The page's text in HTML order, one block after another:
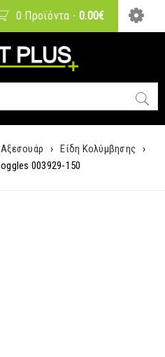
0 Προϊόντα - 0.00€
Αξεσουάρ › Είδη Κολύμβησης ›
003929-150